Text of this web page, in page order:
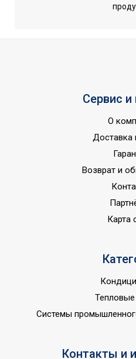
Встроенный датчик
Индикация включения
Вариант размещения
Набор крепежных
элементов в комплекте
Сервис
О
Доставка
Возврат и
Карта
Системы
Контакты и